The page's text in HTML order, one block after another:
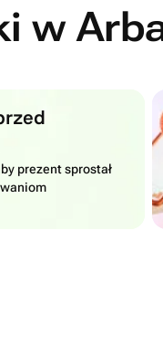
w
prezent sprostał